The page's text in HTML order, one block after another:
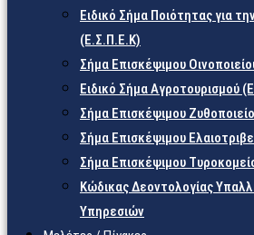
Ειδικό Σήμα Ποιότητας για
(Ε.Σ.Π.Ε.Κ)
Σήμα Επισκέψιμου
Ειδικό Σήμα Αγροτουρισμού
Σήμα Επισκέψιμου
Σήμα Επισκέψιμου
Σήμα Επισκέψιμου
Κώδικας Δεοντολογίας
Υπηρεσιών